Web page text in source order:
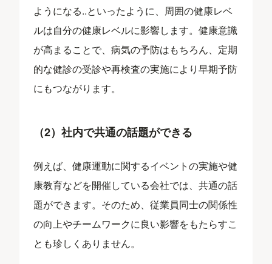
ようになる..といったように、周囲の健康レベ
ルは自分の健康レベルに影響します。健康意識
が高まることで、病気の予防はもちろん、定期
的な健診の受診や再検査の実施により早期予防
にもつながります。
（2）社内で共通の話題ができる
例えば、健康運動に関するイベントの実施や健
康教育などを開催している会社では、共通の話
題ができます。そのため、従業員同士の関係性
の向上やチームワークに良い影響をもたらすこ
とも珍しくありません。